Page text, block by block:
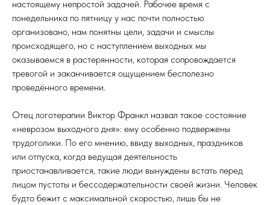
настоящему непростой задачей. Рабочее время с
понедельника по пятницу у нас почти полностью
организовано, нам понятны цели, задачи и смыслы
происходящего, но с наступлением выходных мы
оказываемся в растерянности, которая сопровождается
тревогой и заканчивается ощущением бесполезно
проведённого времени.
Отец логотерапии Виктор Франкл назвал такое состояние
«неврозом выходного дня»: ему особенно подвержены
трудоголики. По его мнению, ввиду выходных, праздников
или отпуска, когда ведущая деятельность
приостанавливается, такие люди вынуждены встать перед
лицом пустоты и бессодержательности своей жизни. Человек
будто бежит с максимальной скоростью, лишь бы не